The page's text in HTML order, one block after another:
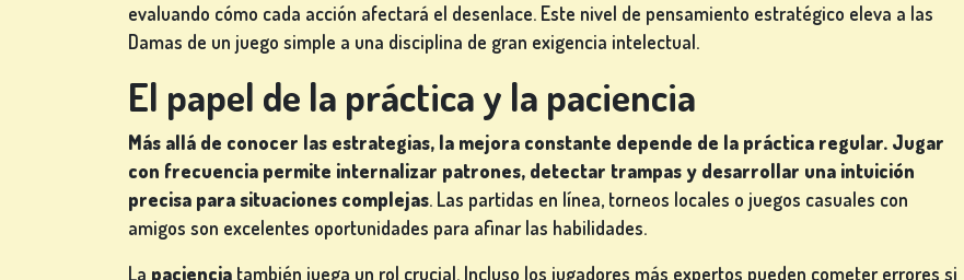
evaluando cómo cada acción afectará el desenlace. Este nivel de pensamiento estratégico eleva a las
Damas de un juego simple a una disciplina de gran exigencia intelectual.
El papel de la práctica y la paciencia
Más allá de conocer las estrategias, la mejora constante depende de la práctica regular. Jugar
con frecuencia permite internalizar patrones, detectar trampas y desarrollar una intuición
precisa para situaciones complejas. Las partidas en línea, torneos locales o juegos casuales con
amigos son excelentes oportunidades para afinar las habilidades.
La paciencia también juega un rol crucial. Incluso los jugadores más expertos pueden cometer errores si